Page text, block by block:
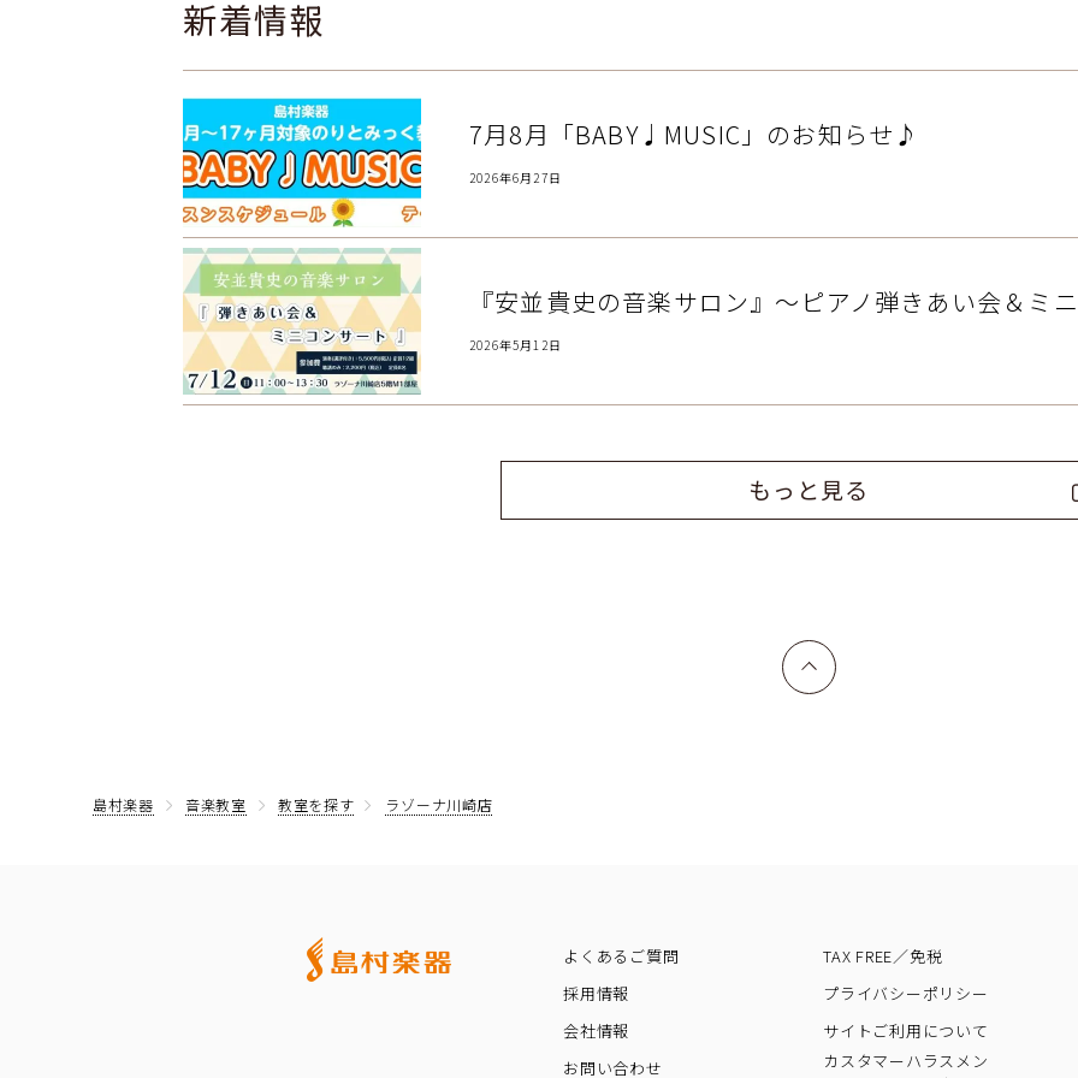
新着情報
7月8月「BABY♩MUSIC」のお知らせ♪
2026年6月27日
『安並貴史の音楽サロン』～ピアノ弾きあい会＆ミ
2026年5月12日
もっと見る
上へ戻る
島村楽器 音楽教室 教室を探す ラゾーナ川崎店
よくあるご質問
採用情報
会社情報
お問い合わせ
TAX FREE／免税
プライバシーポリシー
サイトご利用について
カスタマーハラスメン